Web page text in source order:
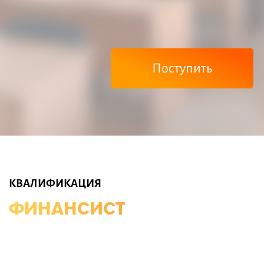
Поступить
КВАЛИФИКАЦИЯ
ФИНАНСИСТ